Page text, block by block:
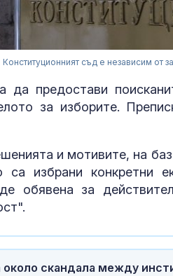
Конституционният съд е независим от
да предостави
за изборите.
и мотивите, на
са избрани конкретни
обявена за
скандала между